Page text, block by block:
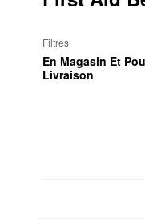
Filtres
En Magasin Et
Livraison